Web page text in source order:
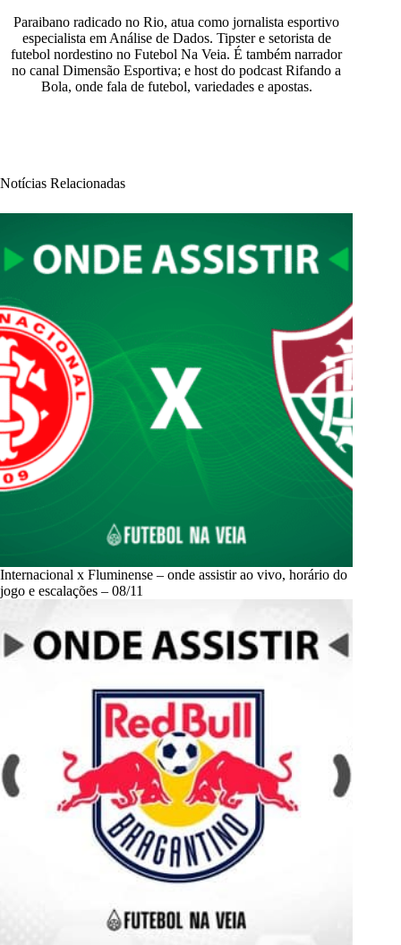
Paraibano radicado no Rio, atua como jornalista esportivo
especialista em Análise de Dados. Tipster e setorista de
futebol nordestino no Futebol Na Veia. É também narrador
no canal Dimensão Esportiva; e host do podcast Rifando a
Bola, onde fala de futebol, variedades e apostas.
Notícias Relacionadas
Internacional x Fluminense – onde assistir ao vivo, horário do
jogo e escalações – 08/11